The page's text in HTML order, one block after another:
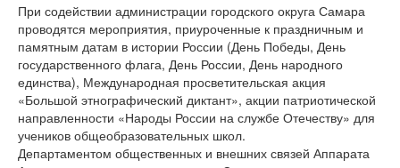
При содействии администрации городского округа Самара
проводятся мероприятия, приуроченные к праздничным и
памятным датам в истории России (День Победы, День
государственного флага, День России, День народного
единства), Международная просветительская акция
«Большой этнографический диктант», акции патриотической
направленности «Народы России на службе Отечеству» для
учеников общеобразовательных школ.
Департаментом общественных и внешних связей Аппарата